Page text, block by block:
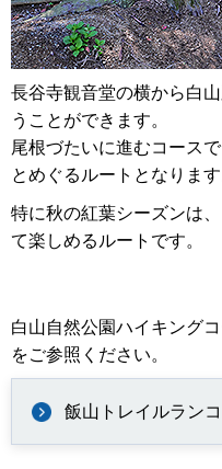
長谷寺観音堂の横から白
うことができます。
尾根づたいに進むコース
とめぐるルートとなります
特に秋の紅葉シーズンは
て楽しめるルートです。
白山自然公園ハイキング
をご参照ください。
飯山トレイルラン